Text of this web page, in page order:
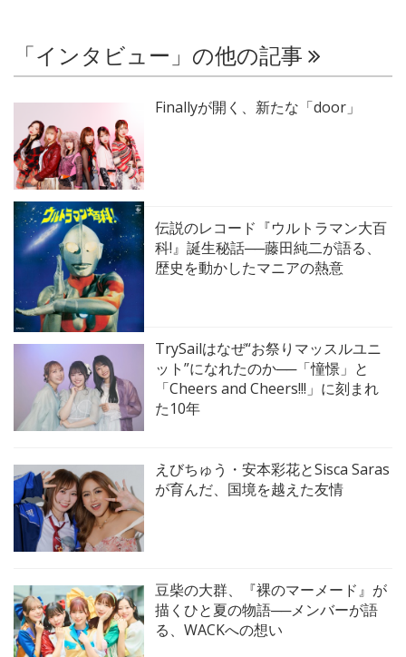
「インタビュー」の他の記事
Finallyが開く、新たな「door」
伝説のレコード『ウルトラマン大百
科!』誕生秘話──藤田純二が語る、
歴史を動かしたマニアの熱意
TrySailはなぜ“お祭りマッスルユニ
ット”になれたのか──「憧憬」と
「Cheers and Cheers!!!」に刻まれ
た10年
えびちゅう・安本彩花とSisca Saras
が育んだ、国境を越えた友情
豆柴の大群、『裸のマーメード』が
描くひと夏の物語──メンバーが語
る、WACKへの想い